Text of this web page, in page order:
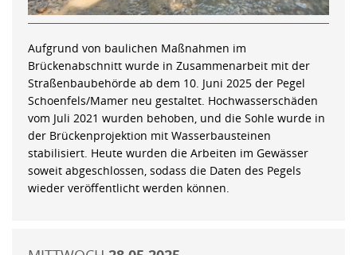
Aufgrund von baulichen Maßnahmen im
Brückenabschnitt wurde in Zusammenarbeit mit der
Straßenbaubehörde ab dem 10. Juni 2025 der Pegel
Schoenfels/Mamer neu gestaltet. Hochwasserschäden
vom Juli 2021 wurden behoben, und die Sohle wurde in
der Brückenprojektion mit Wasserbausteinen
stabilisiert. Heute wurden die Arbeiten im Gewässer
soweit abgeschlossen, sodass die Daten des Pegels
wieder veröffentlicht werden können.